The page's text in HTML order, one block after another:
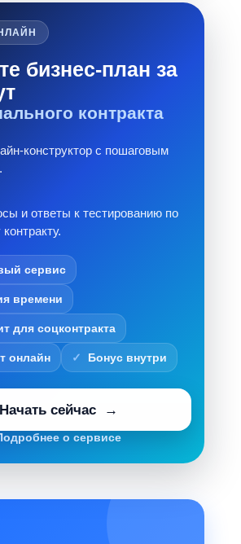
бизнес-план за
контракта
конструктор с пошаговым
и ответы к тестированию по
сервис
времени
для соцконтракта
онлайн Бонус внутри
Начать сейчас
о сервисе